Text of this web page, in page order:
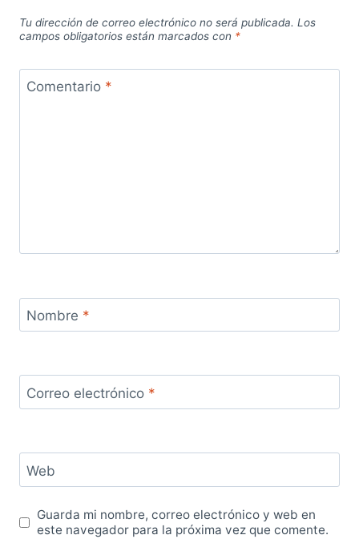
Tu dirección de correo electrónico no será publicada. Los
campos obligatorios están marcados con *
Comentario *
Nombre *
Correo electrónico *
Web
Guarda mi nombre, correo electrónico y web en
este navegador para la próxima vez que comente.